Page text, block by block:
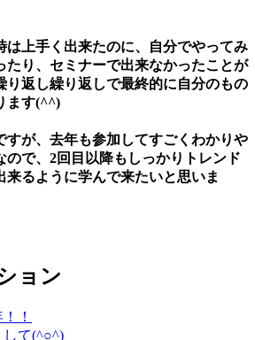
は上手く出来たのに、自分でやってみ
たり、セミナーで出来なかったことが
り返し繰り返しで最終的に自分のもの
ます(^^)
すが、去年も参加してすごくわかりや
ので、2回目以降もしっかりトレンド
来るように学んで来たいと思いま
ョン
！
して(^○^)